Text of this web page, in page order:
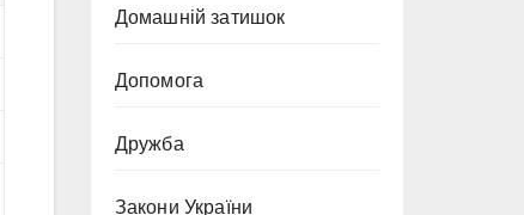
Домашній затишок
Допомога
Дружба
Закони України